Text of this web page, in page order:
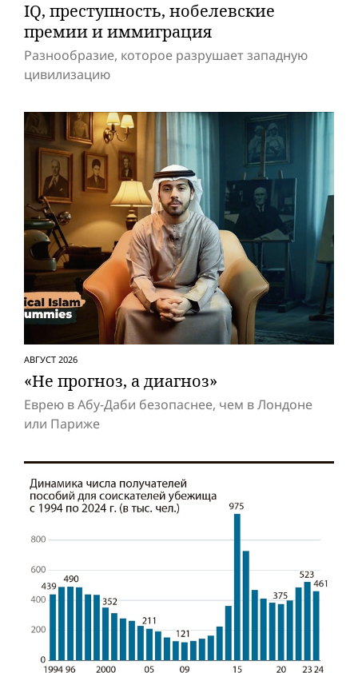
IQ, преступность, нобелевские
премии и иммиграция
Разнообразие, которое разрушает западную
цивилизацию
АВГУСТ 2026
«Не прогноз, а диагноз»
Еврею в Абу-Даби безопаснее, чем в Лондоне
или Париже